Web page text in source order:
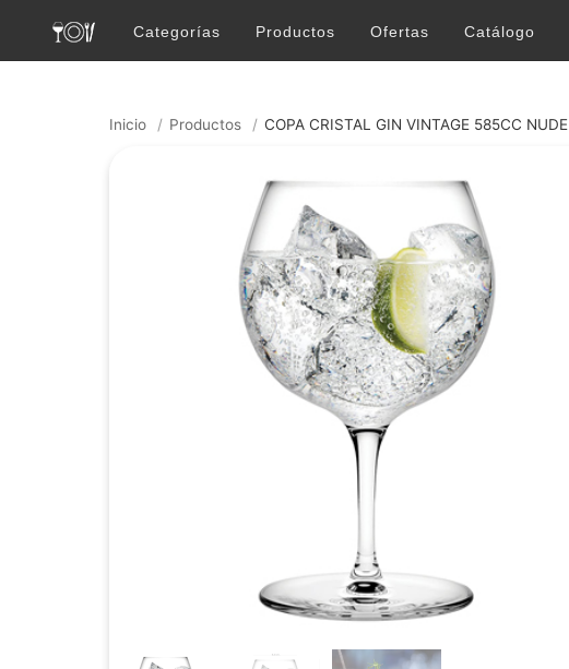
Categorías Productos Ofertas Catálogo
Inicio / Productos / COPA CRISTAL GIN VINTAGE 585CC NUDE